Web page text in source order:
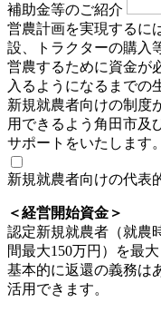
補助金等のご紹介
営農計画を実現するに
設、トラクターの購入
営農するために資金が
入るようになるまでの
新規就農者向けの制度
用できるよう角田市及
サポートをいたします。
新規就農者向けの代表
＜経営開始資金＞
認定新規就農者（就農
間最大150万円）を最
基本的に返還の義務は
活用できます。